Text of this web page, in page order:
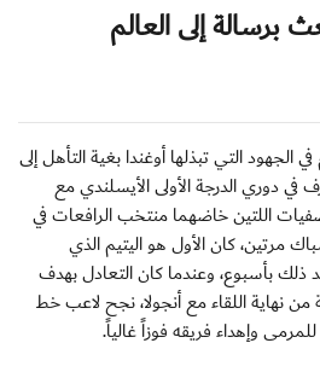
برسالة إلى العالم
التي تبذلها أوغندا بغية التأهل إلى
يحترف في دوري الدرجة الأولى الأيسلندي مع
اللتين خاضهما منتخب الرافعات في
مرتين، كان الأول هو اليتيم الذي
ذلك بأسبوع، وعندما كان التعادل بهدف
نهاية اللقاء مع أنجولا، نجح لاعب خط
وإهداء فريقه فوزاً غالياً.